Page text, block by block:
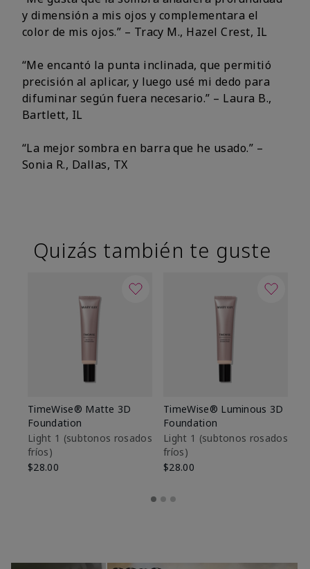
y dimensión a mis ojos y complementara el
color de mis ojos.” – Tracy M., Hazel Crest, IL
“Me encantó la punta inclinada, que permitió
precisión al aplicar, y luego usé mi dedo para
difuminar según fuera necesario.” – Laura B.,
Bartlett, IL
“La mejor sombra en barra que he usado.” –
Sonia R., Dallas, TX
Quizás también te guste
TimeWise® Matte 3D
Foundation
Light 1​ (subtonos rosados
fríos)
$28.00
TimeWise® Luminous 3D
Foundation
Light 1​ (subtonos rosados
fríos)
$28.00